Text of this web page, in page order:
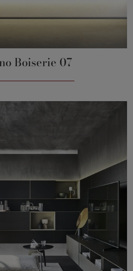
Boiserie 07